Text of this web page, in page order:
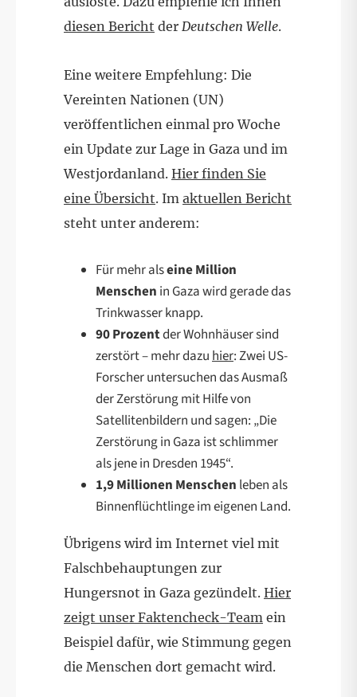
diesen Bericht der Deutschen Welle.
Eine weitere Empfehlung: Die
Vereinten Nationen (UN)
veröffentlichen einmal pro Woche
ein Update zur Lage in Gaza und im
Westjordanland. Hier finden Sie
eine Übersicht. Im aktuellen Bericht
steht unter anderem:
Für mehr alseine Million
Menschen in Gaza wird gerade das
Trinkwasser knapp.
90 Prozentder Wohnhäuser sind
zerstört – mehr dazuhier: Zwei US-
Forscher untersuchen das Ausmaß
der Zerstörung mit Hilfe von
Satellitenbildern und sagen: „Die
Zerstörung in Gaza ist schlimmer
als jene in Dresden 1945“.
1,9 Millionen Menschen leben als
Binnenflüchtlinge im eigenen Land.
Übrigens wird im Internet viel mit
Falschbehauptungen zur
Hungersnot in Gaza gezündelt. Hier
zeigt unser Faktencheck-Team ein
Beispiel dafür, wie Stimmung gegen
die Menschen dort gemacht wird.